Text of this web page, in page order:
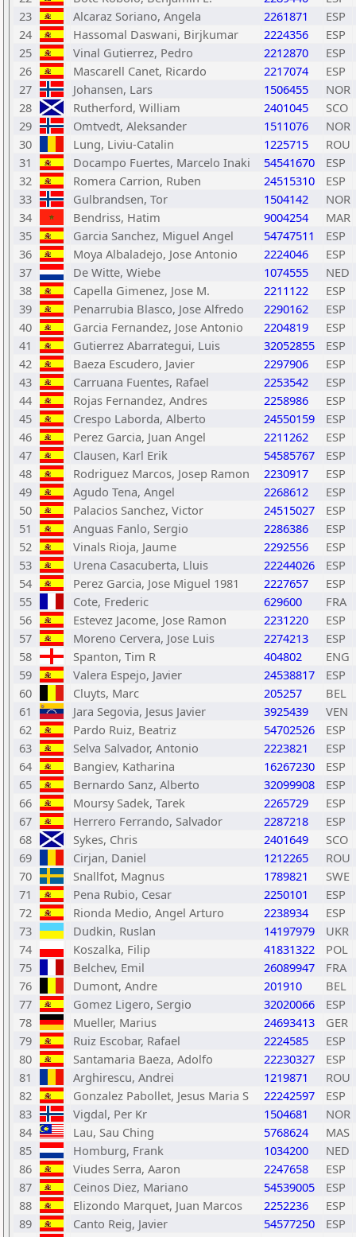
23
Alcaraz Soriano, Angela 2261871 ESP
24
Hassomal Daswani, Birjkumar 2224356 ESP
25
Vinal Gutierrez, Pedro 2212870 ESP
26
Mascarell Canet, Ricardo 2217074 ESP
27
Johansen, Lars 1506455 NOR
28
Rutherford, William 2401045 SCO
29
Omtvedt, Aleksander 1511076 NOR
30
Lung, Liviu-Catalin 1225715 ROU
31
Docampo Fuertes, Marcelo Inaki 54541670 ESP
32
Romera Carrion, Ruben 24515310 ESP
33
Gulbrandsen, Tor 1504142 NOR
34
Bendriss, Hatim 9004254 MAR
35
Garcia Sanchez, Miguel Angel 54747511 ESP
36
Moya Albaladejo, Jose Antonio 2224046 ESP
37
De Witte, Wiebe 1074555 NED
38
Capella Gimenez, Jose M. 2211122 ESP
39
Penarrubia Blasco, Jose Alfredo 2290162 ESP
40
Garcia Fernandez, Jose Antonio 2204819 ESP
41
Gutierrez Abarrategui, Luis 32052855 ESP
42
Baeza Escudero, Javier 2297906 ESP
43
Carruana Fuentes, Rafael 2253542 ESP
44
Rojas Fernandez, Andres 2258986 ESP
45
Crespo Laborda, Alberto 24550159 ESP
46
Perez Garcia, Juan Angel 2211262 ESP
47
Clausen, Karl Erik 54585767 ESP
48
Rodriguez Marcos, Josep Ramon 2230917 ESP
49
Agudo Tena, Angel 2268612 ESP
50
Palacios Sanchez, Victor 24515027 ESP
51
Anguas Fanlo, Sergio 2286386 ESP
52
Vinals Rioja, Jaume 2292556 ESP
53
Urena Casacuberta, Lluis 22244026 ESP
54
Perez Garcia, Jose Miguel 1981 2227657 ESP
55
Cote, Frederic 629600 FRA
56
Estevez Jacome, Jose Ramon 2231220 ESP
57
Moreno Cervera, Jose Luis 2274213 ESP
58
Spanton, Tim R 404802 ENG
59
Valera Espejo, Javier 24538817 ESP
60
Cluyts, Marc 205257 BEL
61
Jara Segovia, Jesus Javier 3925439 VEN
62
Pardo Ruiz, Beatriz 54702526 ESP
63
Selva Salvador, Antonio 2223821 ESP
64
Bangiev, Katharina 16267230 ESP
65
Bernardo Sanz, Alberto 32099908 ESP
66
Moursy Sadek, Tarek 2265729 ESP
67
Herrero Ferrando, Salvador 2287218 ESP
68
Sykes, Chris 2401649 SCO
69
Cirjan, Daniel 1212265 ROU
70
Snallfot, Magnus 1789821 SWE
71
Pena Rubio, Cesar 2250101 ESP
72
Rionda Medio, Angel Arturo 2238934 ESP
73
Dudkin, Ruslan 14197979 UKR
74
Koszalka, Filip 41831322 POL
75
Belchev, Emil 26089947 FRA
76
Dumont, Andre 201910 BEL
77
Gomez Ligero, Sergio 32020066 ESP
78
Mueller, Marius 24693413 GER
79
Ruiz Escobar, Rafael 2224585 ESP
80
Santamaria Baeza, Adolfo 22230327 ESP
81
Arghirescu, Andrei 1219871 ROU
82
Gonzalez Pabollet, Jesus Maria S 22242597 ESP
83
Vigdal, Per Kr 1504681 NOR
84
Lau, Sau Ching 5768624 MAS
85
Homburg, Frank 1034200 NED
86
Viudes Serra, Aaron 2247658 ESP
87
Ceinos Diez, Mariano 54539005 ESP
88
Elizondo Marquet, Juan Marcos 2252236 ESP
89
Canto Reig, Javier 54577250 ESP